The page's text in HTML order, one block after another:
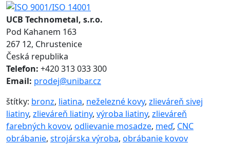
UCB Technometal, s.r.o.
Pod Kahanem 163
267 12, Chrustenice
Česká republika
Telefon: +420 313 033 300
Email: prodej@unibar.cz
štítky: bronz, liatina, neželezné kovy, zlieváreň sivej
liatiny, zlieváreň liatiny, výroba liatiny, zlieváreň
farebných kovov, odlievanie mosadze, meď, CNC
obrábanie, strojárska výroba, obrábanie kovov